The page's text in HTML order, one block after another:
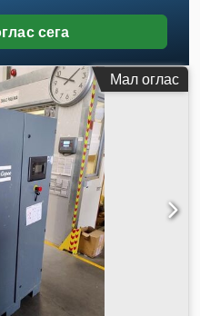
сега
Мал оглас